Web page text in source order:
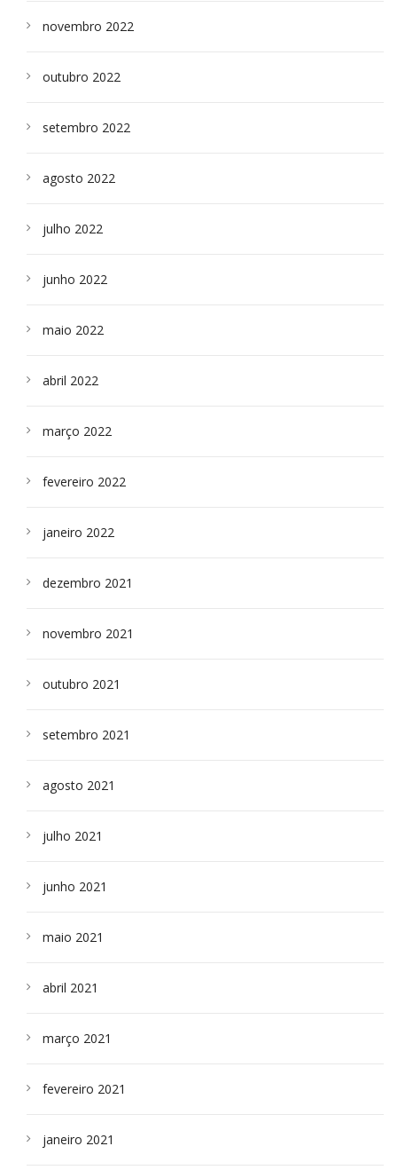
novembro 2022
outubro 2022
setembro 2022
agosto 2022
julho 2022
junho 2022
maio 2022
abril 2022
março 2022
fevereiro 2022
janeiro 2022
dezembro 2021
novembro 2021
outubro 2021
setembro 2021
agosto 2021
julho 2021
junho 2021
maio 2021
abril 2021
março 2021
fevereiro 2021
janeiro 2021